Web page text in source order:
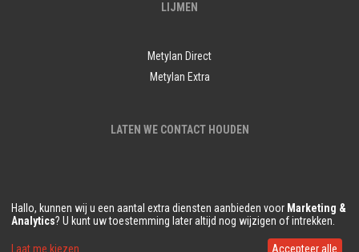
LIJMEN
Metylan Direct
Metylan Extra
LATEN WE CONTACT HOUDEN
Hallo, kunnen wij u een aantal extra diensten aanbieden voor Marketing &
Analytics? U kunt uw toestemming later altijd nog wijzigen of intrekken.
Laat me kiezen Accepteer alle